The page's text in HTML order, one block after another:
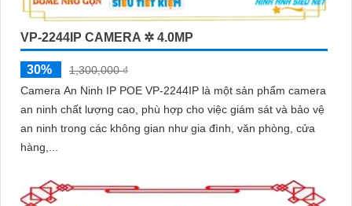
VP-2244IP CAMERA ✲ 4.0MP
30%
1,300,000 ₫
Camera An Ninh IP POE VP-2244IP là một sản phẩm camera
an ninh chất lượng cao, phù hợp cho việc giám sát và bảo vệ
an ninh trong các không gian như gia đình, văn phòng, cửa
hàng,...